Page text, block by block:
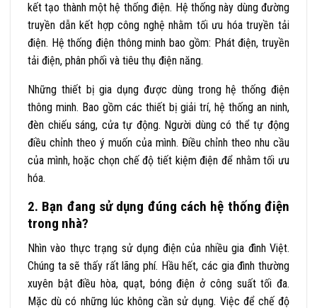
kết tạo thành một hệ thống điện. Hệ thống này dùng đường
truyền dẫn kết hợp công nghệ nhằm tối ưu hóa truyền tải
điện. Hệ thống điện thông minh bao gồm: Phát điện, truyền
tải điện, phân phối và tiêu thụ điện năng.
Những thiết bị gia dụng được dùng trong hệ thống điện
thông minh. Bao gồm các thiết bị giải trí, hệ thống an ninh,
đèn chiếu sáng, cửa tự động. Người dùng có thể tự động
điều chỉnh theo ý muốn của mình. Điều chỉnh theo nhu cầu
của mình, hoặc chọn chế độ tiết kiệm điện để nhằm tối ưu
hóa.
2. Bạn đang sử dụng đúng cách hệ thống điện
trong nhà?
Nhìn vào thực trạng sử dụng điện của nhiều gia đình Việt.
Chúng ta sẽ thấy rất lãng phí. Hầu hết, các gia đình thường
xuyên bật điều hòa, quạt, bóng điện ở công suất tối đa.
Mặc dù có những lúc không cần sử dụng. Việc để chế độ